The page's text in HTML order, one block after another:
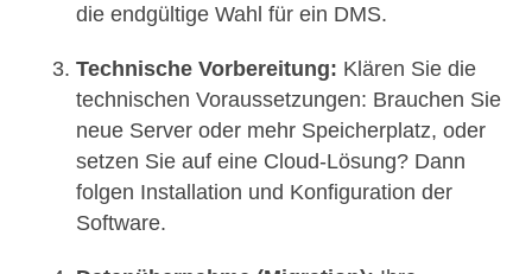
die endgültige Wahl für ein DMS.
Technische Vorbereitung: Klären Sie die
technischen Voraussetzungen: Brauchen Sie
neue Server oder mehr Speicherplatz, oder
setzen Sie auf eine Cloud-Lösung? Dann
folgen Installation und Konfiguration der
Software.